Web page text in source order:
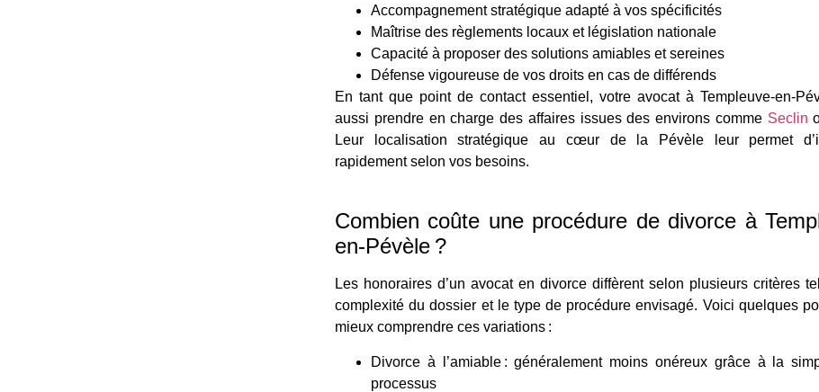
Accompagnement stratégique adapté à vos spécificités
Maîtrise des règlements locaux et législation nationale
Capacité à proposer des solutions amiables et sereines
Défense vigoureuse de vos droits en cas de différends
En tant que point de contact essentiel, votre avocat à Templeuve-en-
aussi prendre en charge des affaires issues des environs comme Seclin
Leur localisation stratégique au cœur de la Pévèle leur permet
rapidement selon vos besoins.
Combien coûte une procédure de divorce à
en-Pévèle ?
Les honoraires d’un avocat en divorce diffèrent selon plusieurs critères
complexité du dossier et le type de procédure envisagé. Voici quelques
mieux comprendre ces variations :
Divorce à l’amiable : généralement moins onéreux grâce à la
processus